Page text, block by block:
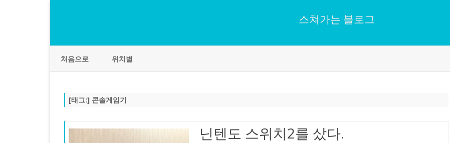
스쳐가는 블로그
처음으로 위치별
[태그:] 콘솔게임기
닌텐도 스위치2를 샀다.